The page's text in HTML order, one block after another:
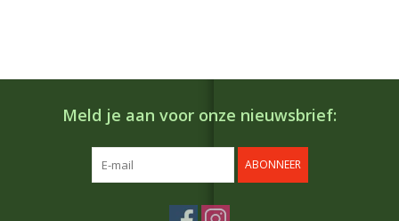
Meld je aan voor onze nieuwsbrief:
ABONNEER